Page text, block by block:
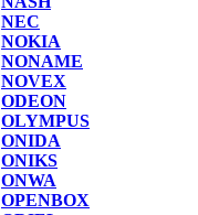
NEC
NOKIA
NONAME
NOVEX
ODEON
OLYMPUS
ONIDA
ONIKS
ONWA
OPENBOX